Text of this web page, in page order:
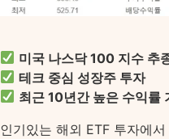
미국 나스닥 100 지수 추
테크 중심 성장주 투자
최근 10년간 높은 수익률
인기있는 해외 ETF 투자에